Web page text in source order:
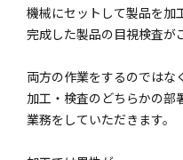
機械にセットして製品を加
完成した製品の目視検査が
両方の作業をするのではな
加工・検査のどちらかの部
業務をしていただきます。